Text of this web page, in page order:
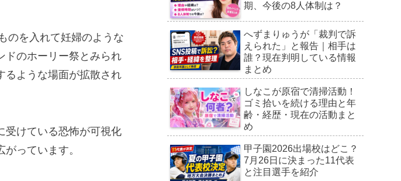
のを入れて妊婦のような
ドのホーリー祭とみられ
るような場面が拡散され
受けている恐怖が可視化
っています。
期、今後の8人体制は？
へずまりゅうが「裁判で訴
えられた」と報告｜相手は
誰？現在判明している情報
まとめ
しなこが原宿で清掃活動！
ゴミ拾いを続ける理由と年
齢・経歴・現在の活動まと
め
甲子園2026出場校はどこ？
7月26日に決まった11代表
と注目選手を紹介